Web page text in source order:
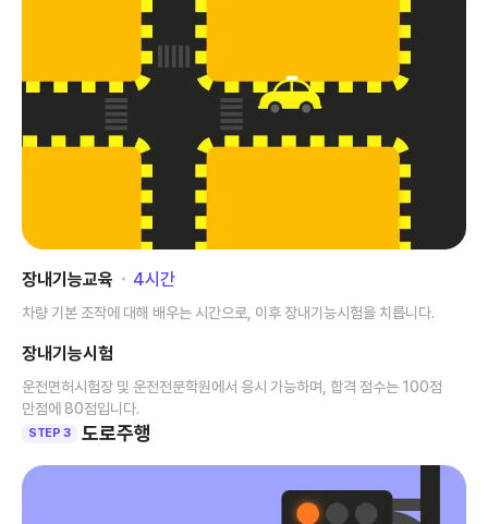
장내기능교육 ･ 4시간
차량 기본 조작에 대해 배우는 시간으로, 이후 장내기능시험을 치릅니다.
장내기능시험
운전면허시험장 및 운전전문학원에서 응시 가능하며, 합격 점수는 100점
만점에 80점입니다.
STEP 3 도로주행